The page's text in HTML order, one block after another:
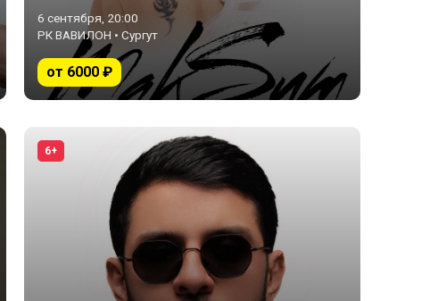
6 сентября, 20:00
РК ВАВИЛОН • Сургут
от 6000 ₽
6+